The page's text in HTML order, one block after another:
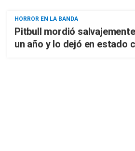
HORROR EN LA BANDA
Pitbull mordió
un año y lo dejó en estado